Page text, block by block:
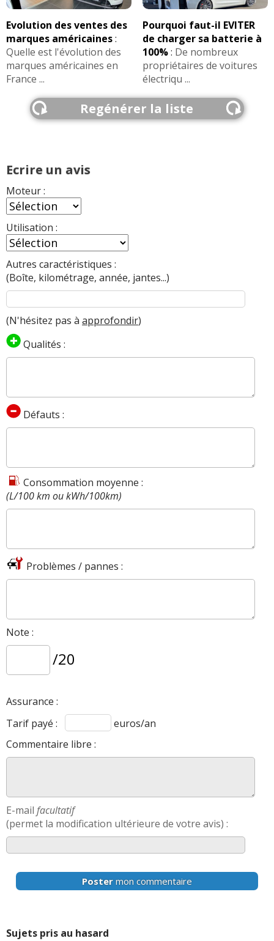
Classe C 300 245 ch, Serie 5 528i 245 ch , A6 2.0 TFSI 252
ch, Classe E 300 245 ch, XE 2.0 240 ch, S60 2.0 T5 240 ch.
FIABILITEde cette motorisation 328i>>
AVISsur la déclinaison328i
Les AVIS sur la déclinaison335i >>
Evolution des ventes des
marques américaines:
Quelle est l'évolution des
marques américaines en
France ...
Pourquoi faut-il EVITER
de charger sa batterie à
100%: De nombreux
propriétaires de voitures
électriqu ...
Regénérer la liste
Ecrire un avis
Moteur :
Utilisation :
Autres caractéristiques :
(Boîte, kilométrage, année, jantes...)
(N'hésitez pas à approfondir)
Qualités :
Défauts :
Consommation moyenne :
(L/100 km ou kWh/100km)
Problèmes / pannes :
Note :
/20
Assurance :
Tarif payé :
euros/an
Commentaire libre :
E-mail facultatif
(permet la modification ultérieure de votre avis) :
Poster mon commentaire
Sujets pris au hasard